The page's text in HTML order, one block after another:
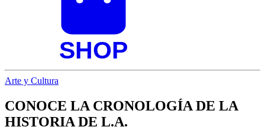
Arte y Cultura
CONOCE LA CRONOLOGÍA DE LA
HISTORIA DE L.A.